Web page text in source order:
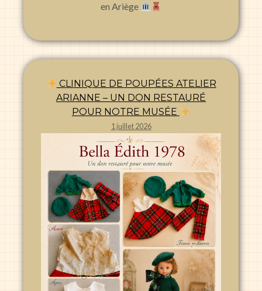
en Ariège
CLINIQUE DE POUPÉES ATELIER
ARIANNE – UN DON RESTAURÉ
POUR NOTRE MUSÉE
1 juillet 2026